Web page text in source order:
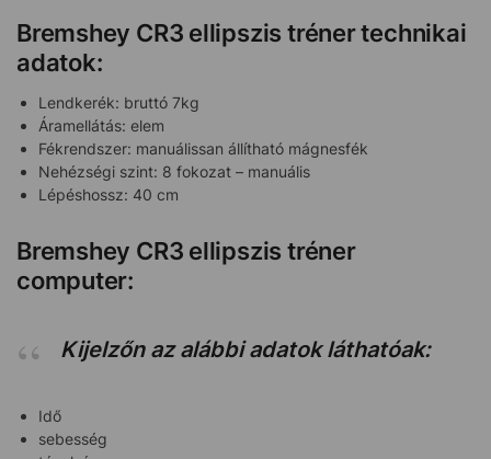
Bremshey CR3 ellipszis tréner technikai
adatok:
Lendkerék: bruttó 7kg
Áramellátás: elem
Fékrendszer: manuálissan állítható mágnesfék
Nehézségi szint: 8 fokozat – manuális
Lépéshossz: 40 cm
Bremshey CR3 ellipszis tréner
computer:
Kijelzőn az alábbi adatok láthatóak:
Idő
sebesség